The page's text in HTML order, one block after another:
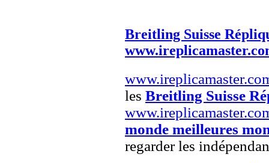
Breitling Suisse
les Breitling Suisse
monde meilleures
regarder les